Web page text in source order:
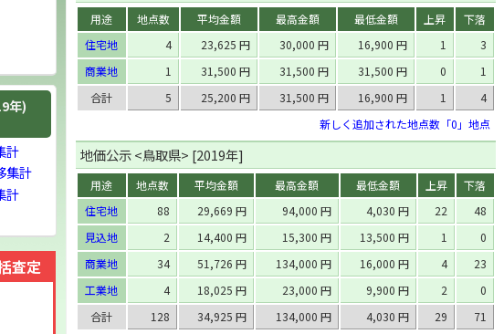
年)
計
集計
計
査定
用途 地点数 平均金額 最高金額 最低金額 上昇
下落
住宅地
4 23,625 円 30,000 円 16,900 円 1
3
商業地
1 31,500 円 31,500 円 31,500 円 0
1
合計
5 25,200 円 31,500 円 16,900 円 1
4
新しく追加された地点数「0」地点
地価公示 <鳥取県> [2019年]
用途 地点数 平均金額 最高金額 最低金額 上昇
下落
住宅地
88 29,669 円 94,000 円 4,030 円 22
48
見込地
2 14,400 円 15,300 円 13,500 円 1
0
商業地
34 51,726 円 134,000 円 16,000 円 4
23
工業地
4 18,025 円 23,000 円 9,900 円 2
0
合計
128 34,925 円 134,000 円 4,030 円 29
71